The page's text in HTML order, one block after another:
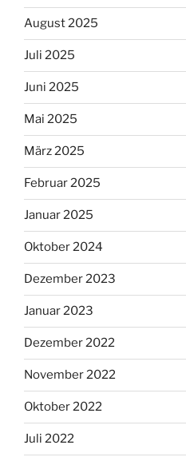
August 2025
Juli 2025
Juni 2025
Mai 2025
März 2025
Februar 2025
Januar 2025
Oktober 2024
Dezember 2023
Januar 2023
Dezember 2022
November 2022
Oktober 2022
Juli 2022